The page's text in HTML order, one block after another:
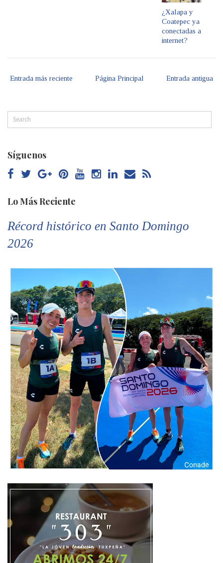
¿Xalapa y
Coatepec ya
conectadas a
internet?
Entrada más reciente Entrada antigua
Página Principal
Síguenos
Lo Más Reciente
Récord histórico en Santo Domingo
2026